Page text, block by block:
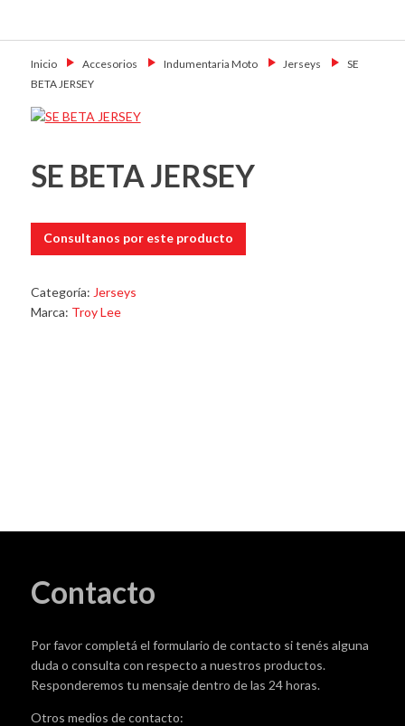
Motoshop
Ezeiza
Inicio→ Accesorios → Indumentaria Moto→ Jerseys →
SE
BETA JERSEY
SE BETA JERSEY
Consultanos por este producto
Categoría: Jerseys
Marca: Troy Lee
Contacto
Por favor completá el formulario de contacto si tenés alguna
duda o consulta con respecto a nuestros productos.
Responderemos tu mensaje dentro de las 24 horas.
Otros medios de contacto: